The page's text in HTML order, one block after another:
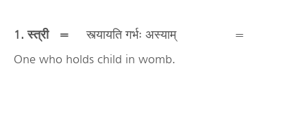
1. स्त्री =स्त्यायति गर्भः अस्याम् =
One who holds child in womb.